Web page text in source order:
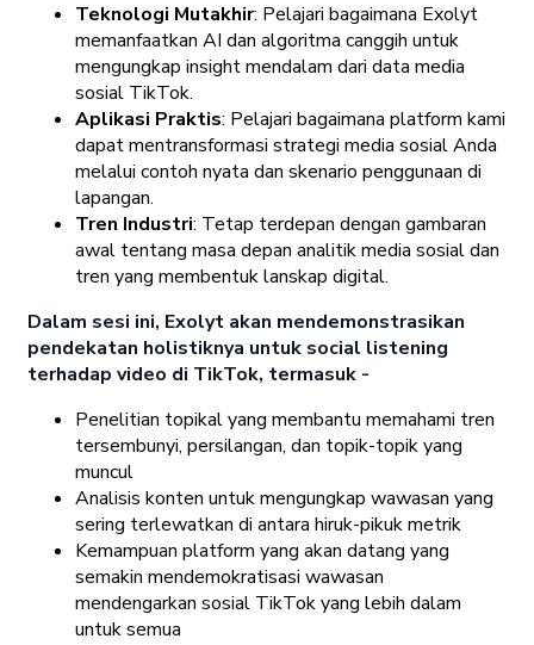
Teknologi Mutakhir: Pelajari bagaimana Exolyt
memanfaatkan AI dan algoritma canggih untuk
mengungkap insight mendalam dari data media
sosial TikTok.
Aplikasi Praktis: Pelajari bagaimana platform kami
dapat mentransformasi strategi media sosial Anda
melalui contoh nyata dan skenario penggunaan di
lapangan.
Tren Industri: Tetap terdepan dengan gambaran
awal tentang masa depan analitik media sosial dan
tren yang membentuk lanskap digital.
Dalam sesi ini, Exolyt akan mendemonstrasikan
pendekatan holistiknya untuk social listening
terhadap video di TikTok, termasuk -
Penelitian topikal yang membantu memahami tren
tersembunyi, persilangan, dan topik-topik yang
muncul
Analisis konten untuk mengungkap wawasan yang
sering terlewatkan di antara hiruk-pikuk metrik
Kemampuan platform yang akan datang yang
semakin mendemokratisasi wawasan
mendengarkan sosial TikTok yang lebih dalam
untuk semua